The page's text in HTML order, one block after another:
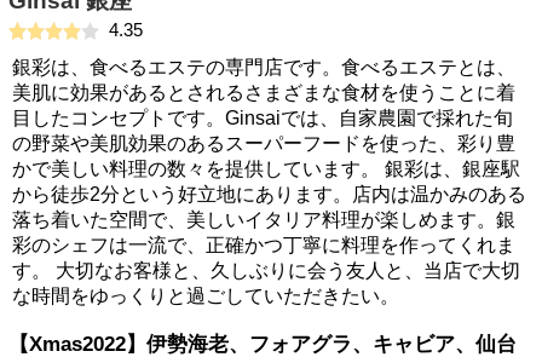
4.35
銀彩は、食べるエステの専門店です。食べるエステとは、
美肌に効果があるとされるさまざまな食材を使うことに着
目したコンセプトです。Ginsaiでは、自家農園で採れた旬
の野菜や美肌効果のあるスーパーフードを使った、彩り豊
かで美しい料理の数々を提供しています。 銀彩は、銀座駅
から徒歩2分という好立地にあります。店内は温かみのある
落ち着いた空間で、美しいイタリア料理が楽しめます。銀
彩のシェフは一流で、正確かつ丁寧に料理を作ってくれま
す。 大切なお客様と、久しぶりに会う友人と、当店で大切
な時間をゆっくりと過ごしていただきたい。
【Xmas2022】伊勢海老、フォアグラ、キャビア、仙台